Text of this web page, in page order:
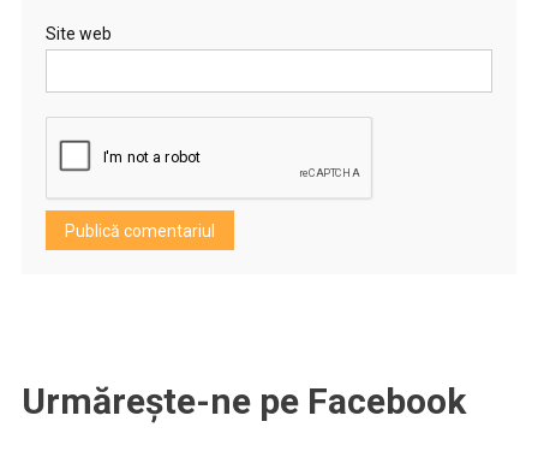
Site web
Urmărește-ne pe Facebook